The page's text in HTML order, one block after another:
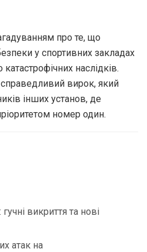
про те, що
у спортивних закладах
наслідків.
справедливий вирок, який
інших установ, де
номер один.
викриття та нові
атак на